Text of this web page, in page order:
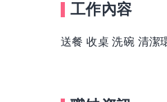
工作內容
送餐 收桌 洗碗 清潔